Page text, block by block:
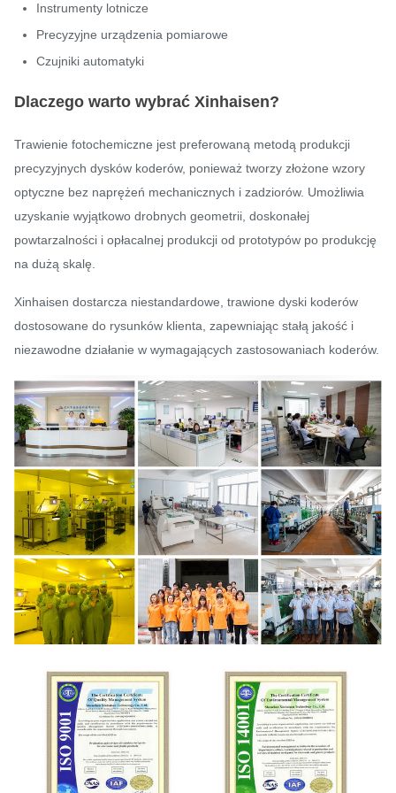
Instrumenty lotnicze
Precyzyjne urządzenia pomiarowe
Czujniki automatyki
Dlaczego warto wybrać Xinhaisen?
Trawienie fotochemiczne jest preferowaną metodą produkcji
precyzyjnych dysków koderów, ponieważ tworzy złożone wzory
optyczne bez naprężeń mechanicznych i zadziorów. Umożliwia
uzyskanie wyjątkowo drobnych geometrii, doskonałej
powtarzalności i opłacalnej produkcji od prototypów po produkcję
na dużą skalę.
Xinhaisen dostarcza niestandardowe, trawione dyski koderów
dostosowane do rysunków klienta, zapewniając stałą jakość i
niezawodne działanie w wymagających zastosowaniach koderów.